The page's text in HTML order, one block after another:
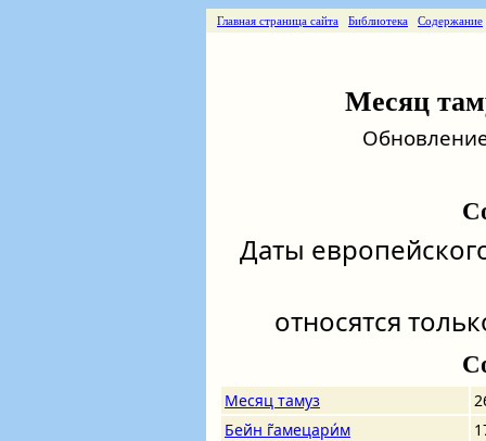
Главная страница сайта Библиотека Содержание
Месяц
Даты
относятся
Месяц тамуз
Бейн г̃амецари́м